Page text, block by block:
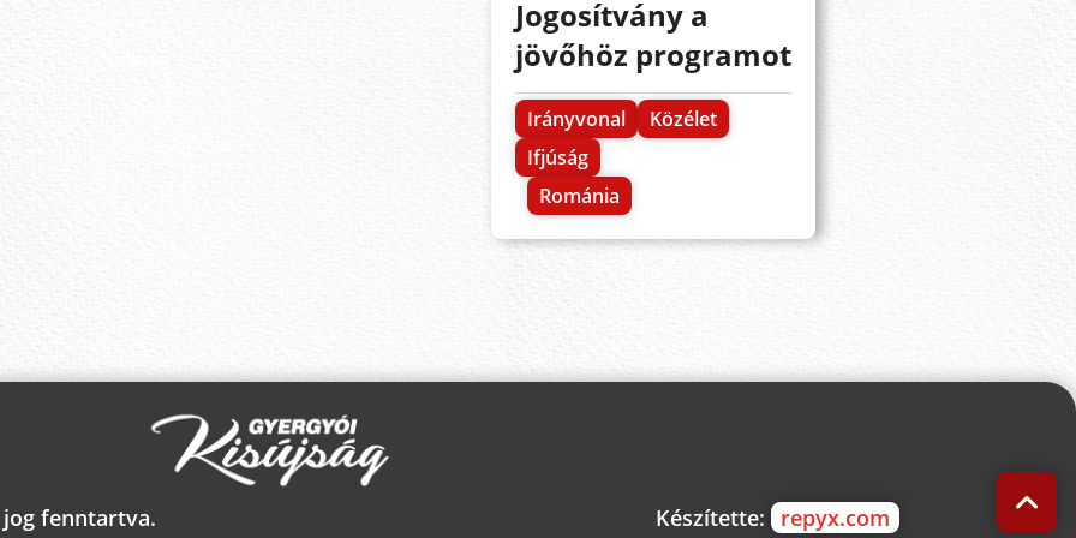
Jogosítvány a
jövőhöz programot
Irányvonal
Közélet
Ifjúság
Románia
jog fenntartva. Készítette: repyx.com